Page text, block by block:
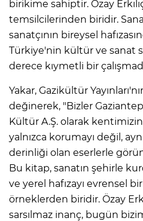
birikime sahiptir. Özay
temsilcilerinden biridir.
sanatçının bireysel
Türkiye'nin kültür ve sanat
derece kıymetli bir
Yakar, Gazikültür
değinerek, "Bizler
Kültür A.Ş. olarak
yalnızca korumayı değil,
derinliği olan eserlerle
Bu kitap, sanatın şehirle
ve yerel hafızayı evrensel
örneklerden biridir. Özay
sarsılmaz inanç, bugün